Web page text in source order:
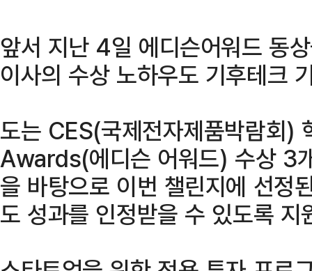
앞서 지난 4일 에디슨어워드 동
이사의 수상 노하우도 기후테크
도는 CES(국제전자제품박람회
Awards(에디슨 어워드) 수상 3
을 바탕으로 이번 챌린지에 선정
도 성과를 인정받을 수 있도록 지